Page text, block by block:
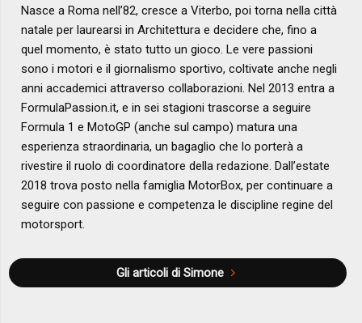
Nasce a Roma nell’82, cresce a Viterbo, poi torna nella città
natale per laurearsi in Architettura e decidere che, fino a
quel momento, è stato tutto un gioco. Le vere passioni
sono i motori e il giornalismo sportivo, coltivate anche negli
anni accademici attraverso collaborazioni. Nel 2013 entra a
FormulaPassion.it, e in sei stagioni trascorse a seguire
Formula 1 e MotoGP (anche sul campo) matura una
esperienza straordinaria, un bagaglio che lo porterà a
rivestire il ruolo di coordinatore della redazione. Dall’estate
2018 trova posto nella famiglia MotorBox, per continuare a
seguire con passione e competenza le discipline regine del
motorsport.
Gli articoli di Simone